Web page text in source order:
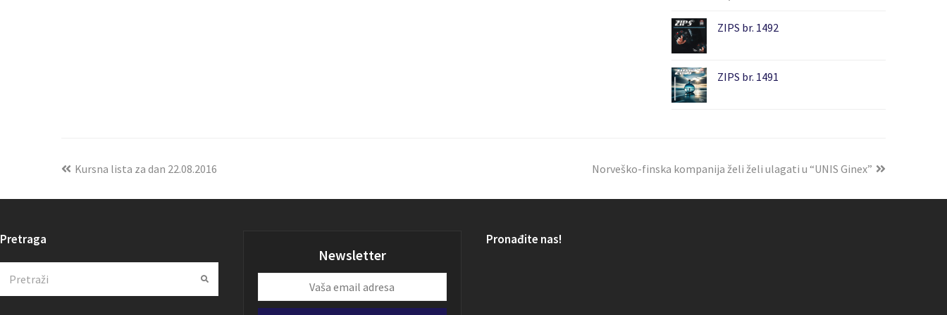
ZIPS br. 1492
ZIPS br. 1491
Kursna lista za dan 22.08.2016 Norveško-finska kompanija želi želi ulagati u “UNIS Ginex”
Pretraga
Submit
Newsletter
email
Pronađite nas!